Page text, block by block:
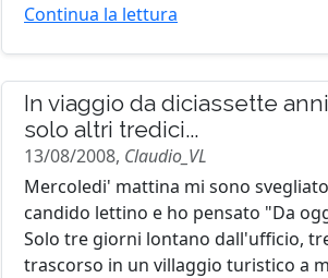
Continua la lettura
In viaggio da diciassette
solo altri tredici...
13/08/2008, Claudio_VL
Mercoledi' mattina mi sono
candido lettino e ho pensato "Da
Solo tre giorni lontano dall'ufficio,
trascorso in un villaggio turistico a